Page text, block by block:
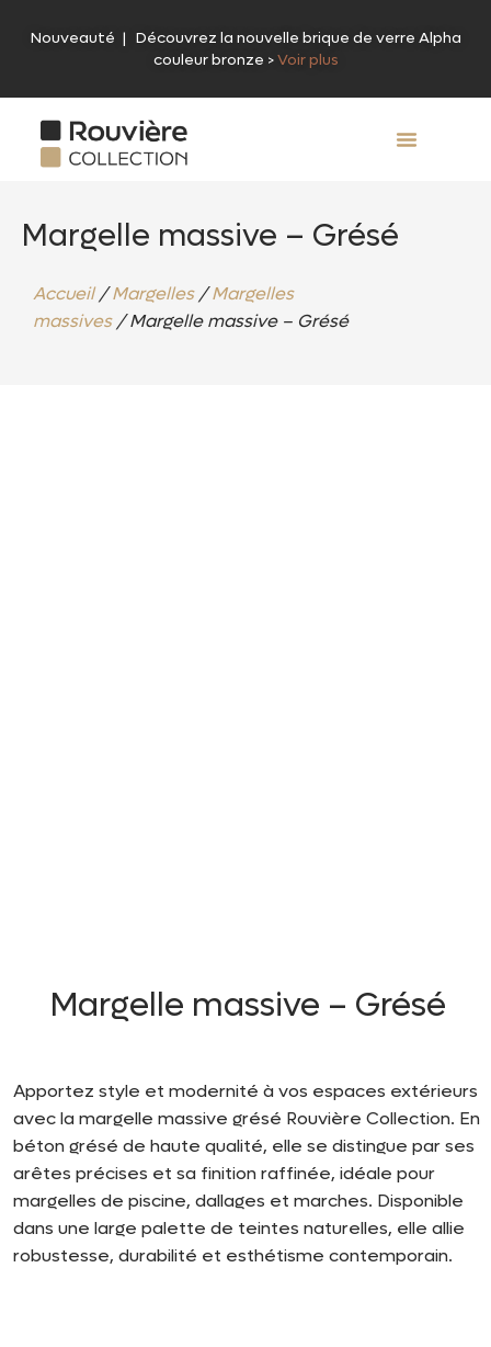
Nouveauté | Découvrez la nouvelle brique de verre Alpha
couleur bronze >Voir plus
Margelle massive – Grésé
Accueil/Margelles/Margelles
massives/ Margelle massive – Grésé
Margelle massive – Grésé
Apportez style et modernité à vos espaces extérieurs
avec la margelle massive grésé Rouvière Collection. En
béton grésé de haute qualité, elle se distingue par ses
arêtes précises et sa finition raffinée, idéale pour
margelles de piscine, dallages et marches. Disponible
dans une large palette de teintes naturelles, elle allie
robustesse, durabilité et esthétisme contemporain.